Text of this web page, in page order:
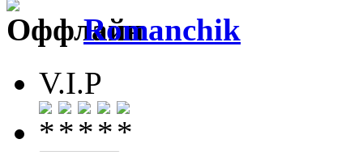
Romanchik
V.I.P